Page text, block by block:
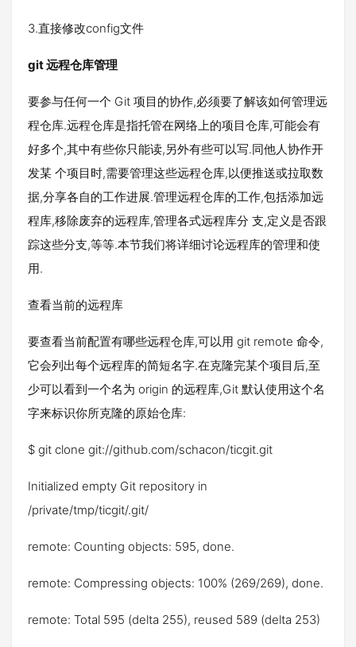
3.直接修改config文件
git 远程仓库管理
要参与任何一个 Git 项目的协作,必须要了解该如何管理远
程仓库.远程仓库是指托管在网络上的项目仓库,可能会有
好多个,其中有些你只能读,另外有些可以写.同他人协作开
发某 个项目时,需要管理这些远程仓库,以便推送或拉取数
据,分享各自的工作进展.管理远程仓库的工作,包括添加远
程库,移除废弃的远程库,管理各式远程库分 支,定义是否跟
踪这些分支,等等.本节我们将详细讨论远程库的管理和使
用.
查看当前的远程库
要查看当前配置有哪些远程仓库,可以用 git remote 命令,
它会列出每个远程库的简短名字.在克隆完某个项目后,至
少可以看到一个名为 origin 的远程库,Git 默认使用这个名
字来标识你所克隆的原始仓库:
$ git clone git://github.com/schacon/ticgit.git
Initialized empty Git repository in
/private/tmp/ticgit/.git/
remote: Counting objects: 595, done.
remote: Compressing objects: 100% (269/269), done.
remote: Total 595 (delta 255), reused 589 (delta 253)